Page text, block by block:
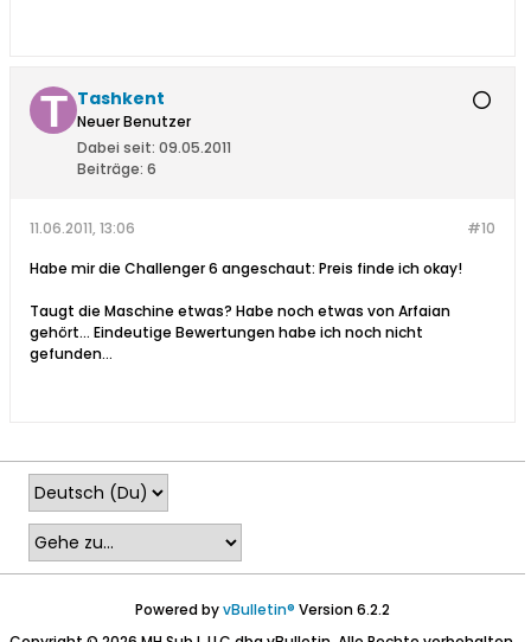
Tashkent
Neuer Benutzer
Dabei seit: 09.05.2011
Beiträge: 6
#10
11.06.2011, 13:06
Habe mir die Challenger 6 angeschaut: Preis finde ich okay!
Taugt die Maschine etwas? Habe noch etwas von Arfaian
gehört... Eindeutige Bewertungen habe ich noch nicht
gefunden...
Powered byvBulletin® Version 6.2.2